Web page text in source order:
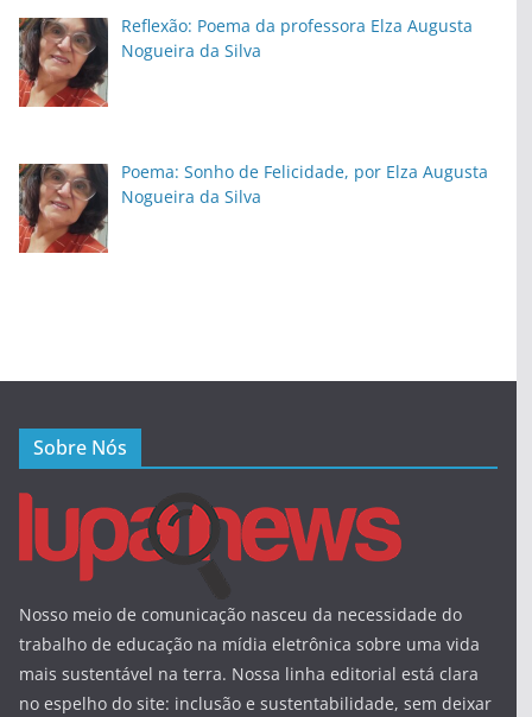
Reflexão: Poema da professora Elza Augusta
Nogueira da Silva
Poema: Sonho de Felicidade, por Elza Augusta
Nogueira da Silva
Sobre Nós
Nosso meio de comunicação nasceu da necessidade do
trabalho de educação na mídia eletrônica sobre uma vida
mais sustentável na terra. Nossa linha editorial está clara
no espelho do site: inclusão e sustentabilidade, sem deixar